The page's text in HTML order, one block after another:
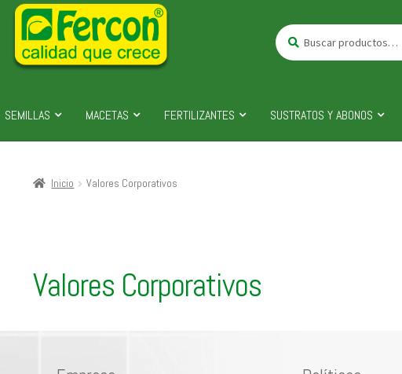
Buscar
por:
Buscar
SEMILLAS MACETAS FERTILIZANTES SUSTRATOS Y ABONOS
Inicio Valores Corporativos
Valores Corporativos